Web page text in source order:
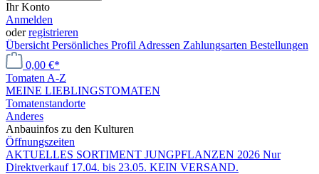
Ihr Konto
Anmelden
oderregistrieren
Übersicht Persönliches Profil Adressen Zahlungsarten Bestellungen
0,00 €*
Tomaten A-Z
MEINE LIEBLINGSTOMATEN
Tomatenstandorte
Anderes
Anbauinfos zu den Kulturen
Öffnungszeiten
AKTUELLES SORTIMENT JUNGPFLANZEN 2026 Nur
Direktverkauf 17.04. bis 23.05. KEIN VERSAND.